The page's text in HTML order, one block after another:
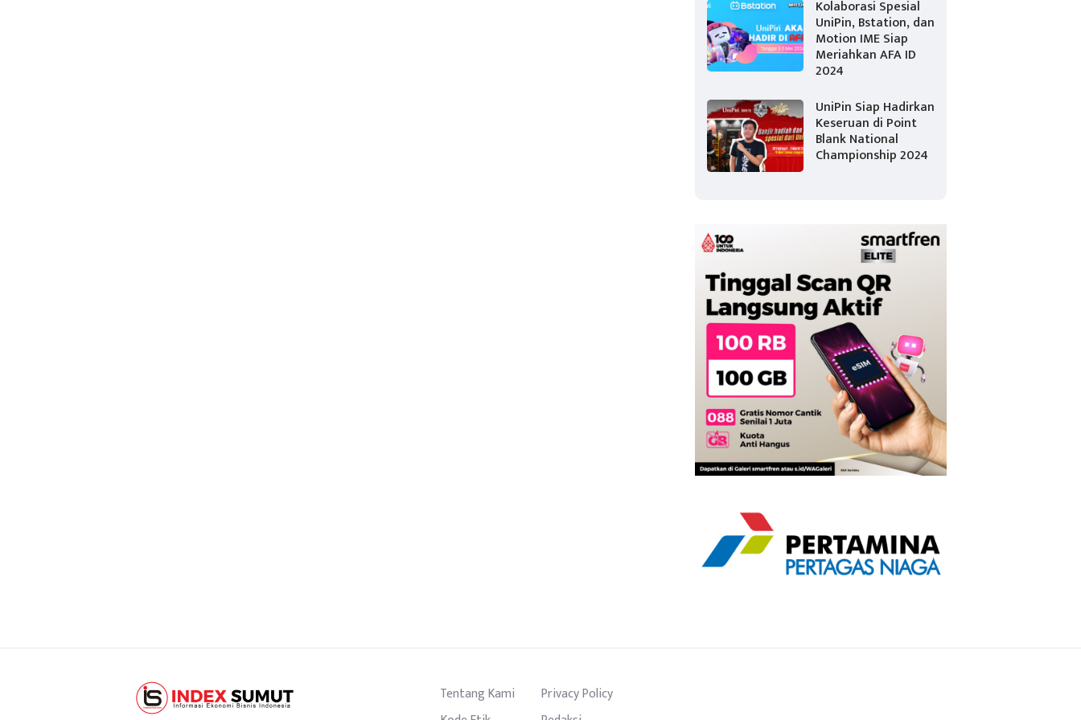
Kolaborasi Spesial
UniPin, Bstation, dan
Motion IME Siap
Meriahkan AFA ID
2024
UniPin Siap Hadirkan
Keseruan di Point
Blank National
Championship 2024
Tentang Kami
Privacy Policy